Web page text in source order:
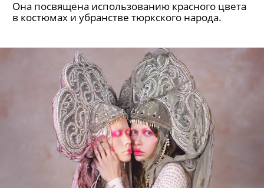
Об онлайн-показах и виртуальных моделях,
новой этике и «рабочей стороне».